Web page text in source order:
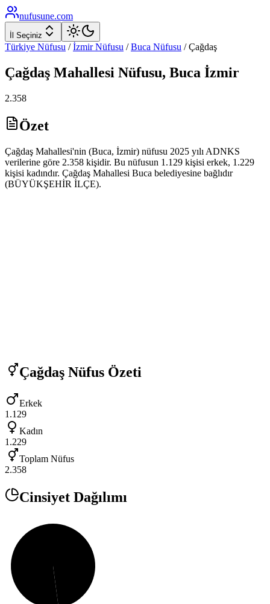
nufusune.com
İl Seçiniz
Türkiye Nüfusu / İzmirNüfusu / Buca Nüfusu /Çağdaş
Çağdaş Mahallesi Nüfusu, Buca İzmir
2.358
Özet
Çağdaş Mahallesi'nin (Buca, İzmir) nüfusu 2025 yılı ADNKS
verilerine göre 2.358 kişidir. Bu nüfusun 1.129 kişisi erkek, 1.229
kişisi kadındır. Çağdaş Mahallesi Buca belediyesine bağlıdır
(BÜYÜKŞEHİR İLÇE).
Çağdaş Nüfus Özeti
Erkek
1.129
Kadın
1.229
Toplam Nüfus
2.358
Cinsiyet Dağılımı